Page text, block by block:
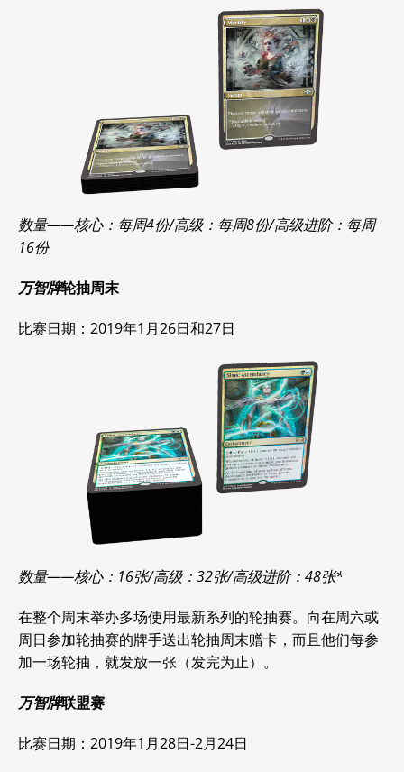
数量——核心：每周4份/高级：每周8份/高级进阶：每周
16份
万智牌轮抽周末
比赛日期：2019年1月26日和27日
数量——核心：16张/高级：32张/高级进阶：48张*
在整个周末举办多场使用最新系列的轮抽赛。向在周六或
周日参加轮抽赛的牌手送出轮抽周末赠卡，而且他们每参
加一场轮抽，就发放一张（发完为止）。
万智牌联盟赛
比赛日期：2019年1月28日-2月24日